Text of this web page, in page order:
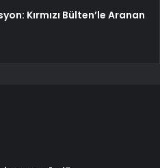
Kırmızı Bülten’le Aranan